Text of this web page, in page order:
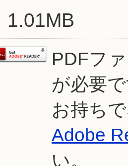
1.01MB
PDFフ
が必要
お持ち
Adobe
い。